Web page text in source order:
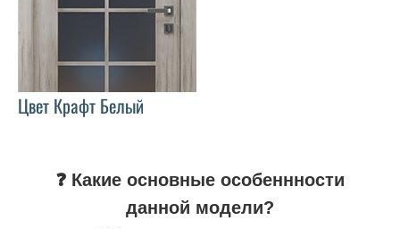
Цвет Крафт Белый
❓ Какие основные особеннности
данной модели?